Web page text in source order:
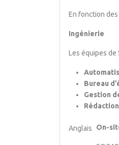
En fonction
Ingénierie
Les équipes de
Bureau
Gestion
Anglais On-